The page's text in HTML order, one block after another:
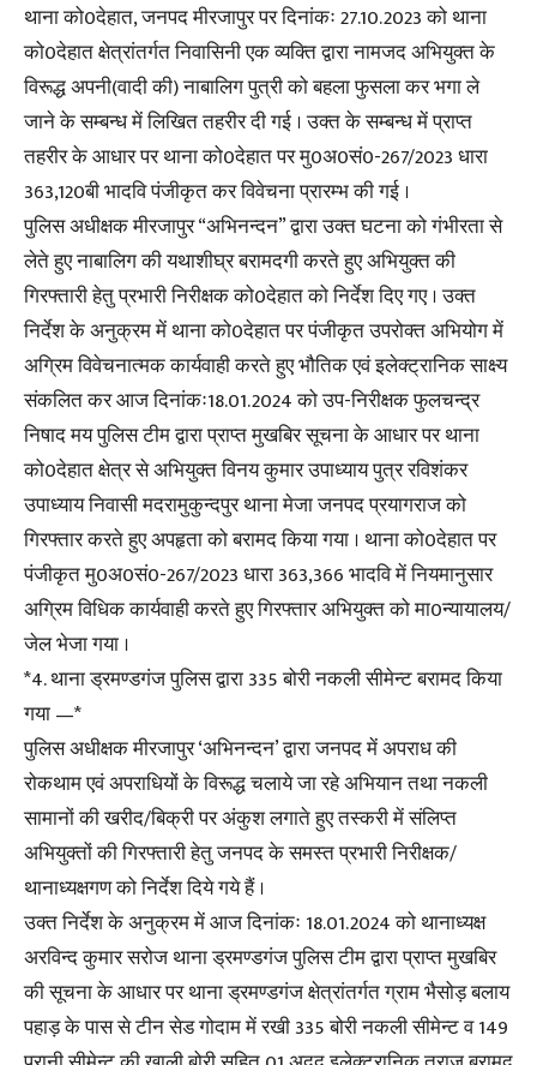
थाना को0देहात, जनपद मीरजापुर पर दिनांकः 27.10.2023 को थाना
को0देहात क्षेत्रांतर्गत निवासिनी एक व्यक्ति द्वारा नामजद अभियुक्त के
विरूद्ध अपनी(वादी की) नाबालिग पुत्री को बहला फुसला कर भगा ले
जाने के सम्बन्ध में लिखित तहरीर दी गई । उक्त के सम्बन्ध में प्राप्त
तहरीर के आधार पर थाना को0देहात पर मु0अ0सं0-267/2023 धारा
363,120बी भादवि पंजीकृत कर विवेचना प्रारम्भ की गई ।
पुलिस अधीक्षक मीरजापुर “अभिनन्दन” द्वारा उक्त घटना को गंभीरता से
लेते हुए नाबालिग की यथाशीघ्र बरामदगी करते हुए अभियुक्त की
गिरफ्तारी हेतु प्रभारी निरीक्षक को0देहात को निर्देश दिए गए । उक्त
निर्देश के अनुक्रम में थाना को0देहात पर पंजीकृत उपरोक्त अभियोग में
अग्रिम विवेचनात्मक कार्यवाही करते हुए भौतिक एवं इलेक्ट्रानिक साक्ष्य
संकलित कर आज दिनांकः18.01.2024 को उप-निरीक्षक फुलचन्द्र
निषाद मय पुलिस टीम द्वारा प्राप्त मुखबिर सूचना के आधार पर थाना
को0देहात क्षेत्र से अभियुक्त विनय कुमार उपाध्याय पुत्र रविशंकर
उपाध्याय निवासी मदरामुकुन्दपुर थाना मेजा जनपद प्रयागराज को
गिरफ्तार करते हुए अपहृता को बरामद किया गया । थाना को0देहात पर
पंजीकृत मु0अ0सं0-267/2023 धारा 363,366 भादवि में नियमानुसार
अग्रिम विधिक कार्यवाही करते हुए गिरफ्तार अभियुक्त को मा0न्यायालय/
जेल भेजा गया ।
*4. थाना ड्रमण्डगंज पुलिस द्वारा 335 बोरी नकली सीमेन्ट बरामद किया
गया —*
पुलिस अधीक्षक मीरजापुर ‘अभिनन्दन’ द्वारा जनपद में अपराध की
रोकथाम एवं अपराधियों के विरूद्ध चलाये जा रहे अभियान तथा नकली
सामानों की खरीद/बिक्री पर अंकुश लगाते हुए तस्करी में संलिप्त
अभियुक्तों की गिरफ्तारी हेतु जनपद के समस्त प्रभारी निरीक्षक/
थानाध्यक्षगण को निर्देश दिये गये हैं ।
उक्त निर्देश के अनुक्रम में आज दिनांकः 18.01.2024 को थानाध्यक्ष
अरविन्द कुमार सरोज थाना ड्रमण्डगंज पुलिस टीम द्वारा प्राप्त मुखबिर
की सूचना के आधार पर थाना ड्रमण्डगंज क्षेत्रांतर्गत ग्राम भैसोड़ बलाय
पहाड़ के पास से टीन सेड गोदाम में रखी 335 बोरी नकली सीमेन्ट व 149